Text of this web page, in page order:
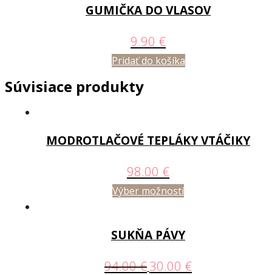
GUMIČKA DO VLASOV
9.90 €
Pridať do košíka
Súvisiace produkty
MODROTLAČOVÉ TEPLÁKY VTÁČIKY
98.00 €
Výber možností
SUKŇA PÁVY
94.00€30.00 €